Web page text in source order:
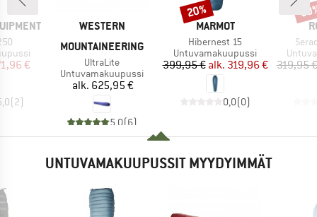
hinta
€
(2)
MERKKI
WESTERN
MOUNTAINEERING
Tuote
UltraLite
Tuoteryhmä
Untuvamakuupussi
Hinta
alk. 625,95 €
5,0(6)
MERKKI
MARMOT
Tuote
Hibernest 15
Tuoteryhmä
Untuvamakuupussi
Hinta
399,95 € Alennettu hinta
alk. 319,96 €
0,0(0)
Alennus
20%
Tuote
319,95 €
UNTUVAMAKUUPUSSIT MYYDYIMMÄT